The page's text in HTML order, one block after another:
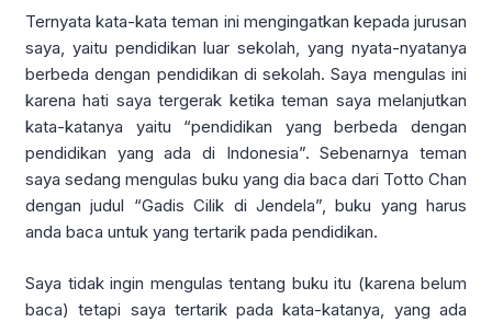
Ternyata kata-kata teman ini mengingatkan kepada jurusan
saya, yaitu pendidikan luar sekolah, yang nyata-nyatanya
berbeda dengan pendidikan di sekolah. Saya mengulas ini
karena hati saya tergerak ketika teman saya melanjutkan
kata-katanya yaitu “pendidikan yang berbeda dengan
pendidikan yang ada di Indonesia”. Sebenarnya teman
saya sedang mengulas buku yang dia baca dari Totto Chan
dengan judul “Gadis Cilik di Jendela”, buku yang harus
anda baca untuk yang tertarik pada pendidikan.
Saya tidak ingin mengulas tentang buku itu (karena belum
baca) tetapi saya tertarik pada kata-katanya, yang ada